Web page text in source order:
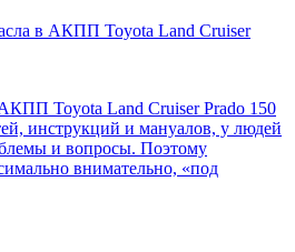
в АКПП Toyota Land Cruiser
Toyota Land Cruiser Prado 150
инструкций и мануалов, у людей
и вопросы. Поэтому
внимательно, «под